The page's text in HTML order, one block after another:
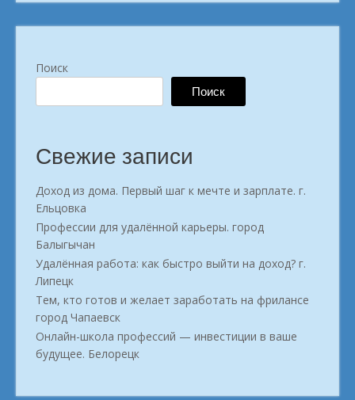
Поиск
Поиск
Свежие записи
Доход из дома. Первый шаг к мечте и зарплате. г.
Ельцовка
Профессии для удалённой карьеры. город
Балыгычан
Удалённая работа: как быстро выйти на доход? г.
Липецк
Тем, кто готов и желает заработать на фрилансе
город Чапаевск
Онлайн-школа профессий — инвестиции в ваше
будущее. Белорецк